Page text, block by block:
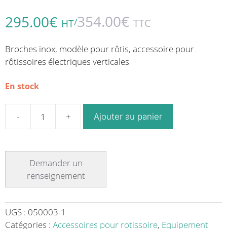
295.00€ HT/354.00€ TTC
Broches inox, modèle pour rôtis, accessoire pour
rôtissoires électriques verticales
En stock
quantité
inox
modèle
pour
rôtissoires
Ajouter au panier
UGS : 050003-1
Catégories : Accessoires pour rotissoire, Equipement